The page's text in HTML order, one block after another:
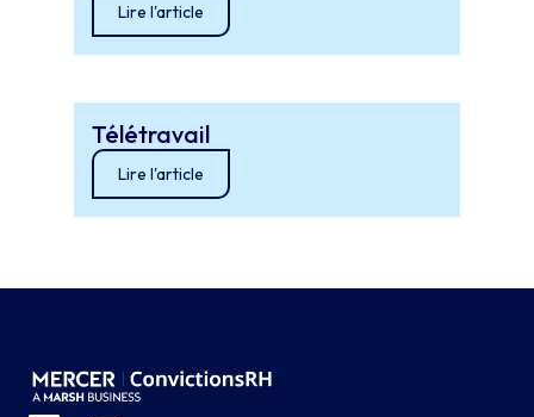
Lire l'article
Télétravail
Lire l'article